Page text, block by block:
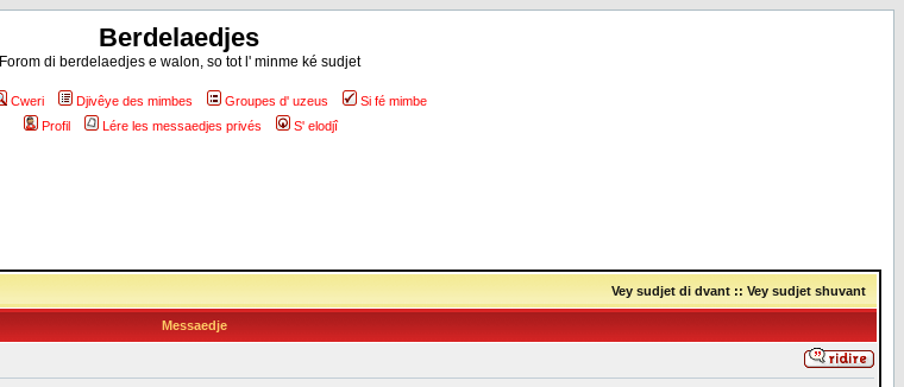
Berdelaedjes
Forom di berdelaedjes e walon, so tot l' minme ké sudjet
Cweri Djivêye des mimbes Groupes d' uzeus
Si fé mimbe
Profil
Lére les messaedjes privés S' elodjî
Vey sudjet di dvant :: Vey sudjet shuvant
Messaedje